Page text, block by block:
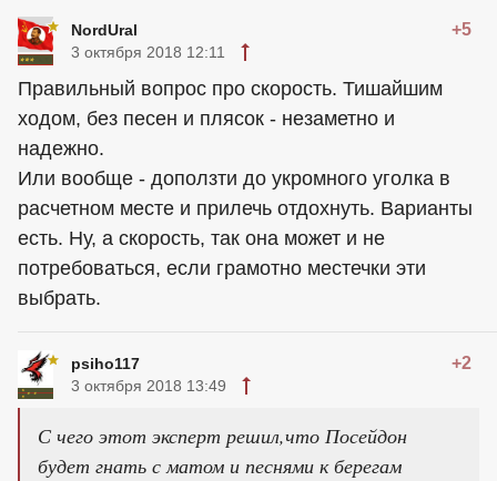
NordUral +5
3 октября 2018 12:11
Правильный вопрос про скорость. Тишайшим
ходом, без песен и плясок - незаметно и
надежно.
Или вообще - доползти до укромного уголка в
расчетном месте и прилечь отдохнуть. Варианты
есть. Ну, а скорость, так она может и не
потребоваться, если грамотно местечки эти
выбрать.
psiho117 +2
3 октября 2018 13:49
С чего этот эксперт решил,что Посейдон
будет гнать с матом и песнями к берегам